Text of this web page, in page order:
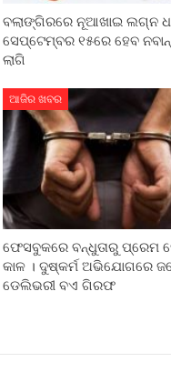
ବଲାଙ୍ଗିରରେ ନୂଆଖାଇ ଲଗ୍ନ
ସେପ୍ଟେମ୍ବର ୧୫ରେ ହେବ
ଲାଗି
ଆଜିର ଖବର
ଫେସବୁକରେ ବନ୍ଧୁତାରୁ ପ୍ରେମ
କାଳ । ଦୁଷ୍କର୍ମ ଅଭିଯୋଗରେ
ଡେଲିଭରୀ ବଏ ଗିରଫ